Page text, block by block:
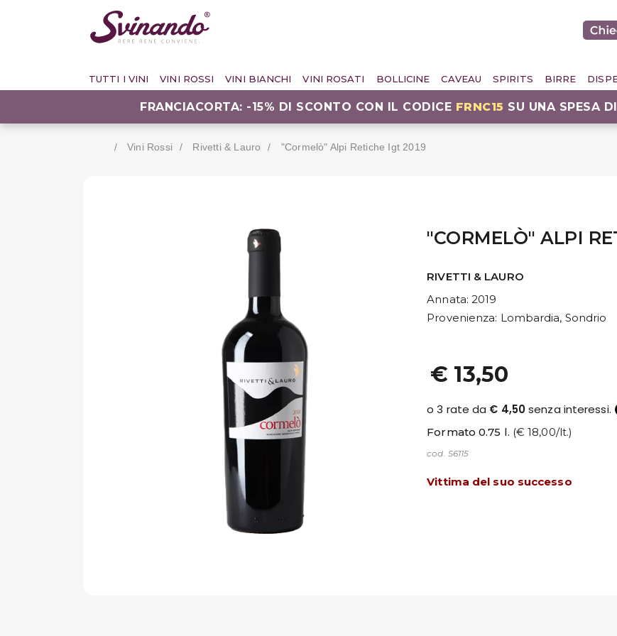
TUTTI I VINI VINI ROSSI VINI BIANCHI VINI ROSATI BOLLICINE CAVEAU SPIRITS BIRRE
FRANCIACORTA: -15% DI SCONTO CON IL CODICE FRNC15 SU UNA SPESA
Vini Rossi Rivetti & Lauro "cormelò" Alpi Retiche Igt 2019
"CORMELÒ" ALPI
RIVETTI & LAURO
Annata: 2019
Provenienza: Lombardia, Sondrio
€ 13,50
Formato 0.75 l. (€ 18,00/lt.)
cod. S6115
Vittima del suo successo